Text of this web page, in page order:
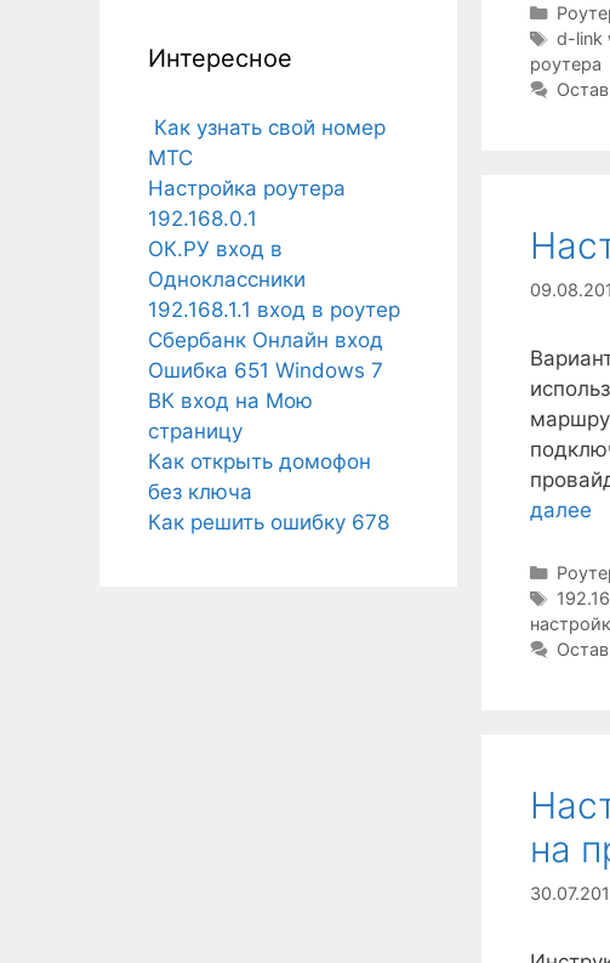
Метки
d-link
роутера
далее
Метки
на
Интересное
Как узнать свой номер
МТС
Настройка роутера
192.168.0.1
ОК.РУ вход в
Одноклассники
192.168.1.1 вход в роутер
Сбербанк Онлайн вход
Ошибка 651 Windows 7
ВК вход на Мою
страницу
Как открыть домофон
без ключа
Как решить ошибку 678